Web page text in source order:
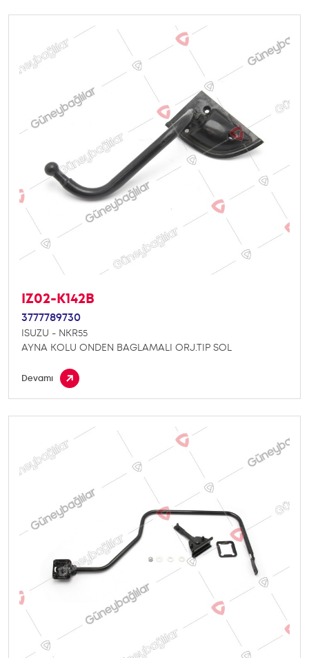
IZ02-K142B
3777789730
ISUZU - NKR55
AYNA KOLU ONDEN BAGLAMALI ORJ.TIP SOL
Devamı